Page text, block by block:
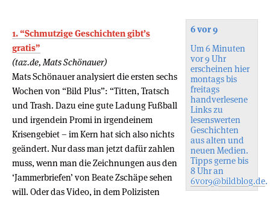
6 vor 9
Um 6 Minuten
vor 9 Uhr
erscheinen hier
montags bis
freitags
handverlesene
Links zu
lesenswerten
Geschichten
aus alten und
neuen Medien.
Tipps gerne bis
8 Uhr an
6vor9@bildblog.de.
1. “Schmutzige Geschichten gibt’s
gratis”
(taz.de, Mats Schönauer)
Mats Schönauer analysiert die ersten sechs
Wochen von “Bild Plus”: “Titten, Tratsch
und Trash. Dazu eine gute Ladung Fußball
und irgendein Promi in irgendeinem
Krisengebiet – im Kern hat sich also nichts
geändert. Nur dass man jetzt dafür zahlen
muss, wenn man die Zeichnungen aus den
‘Jammerbriefen’ von Beate Zschäpe sehen
will. Oder das Video, in dem Polizisten